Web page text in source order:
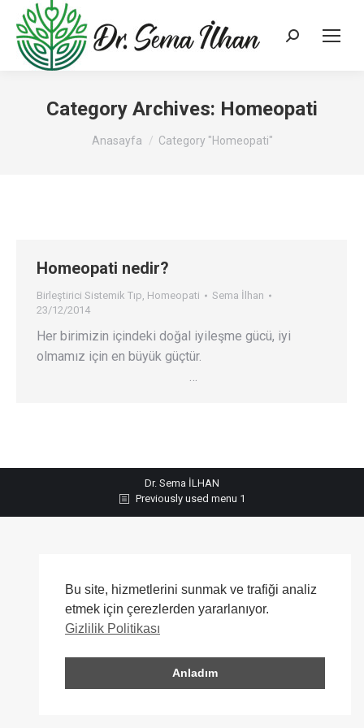
Search:
Category Archives: Homeopati
You are here:
Anasayfa Category "Homeopati"
Homeopati nedir?
Birleştirici Sistemik Tıp, Homeopati
Sema İlhan
23/12/2014
Her birimizin içindeki doğal iyileşme gücü, iyi
olmamız için en büyük güçtür.
…
Dr. Sema İLHAN
Previously used menu 1
Bu site, hizmetlerini sunmak ve trafiği analiz
etmek için çerezlerden yararlanıyor.
Gizlilik Politikası
Anladım